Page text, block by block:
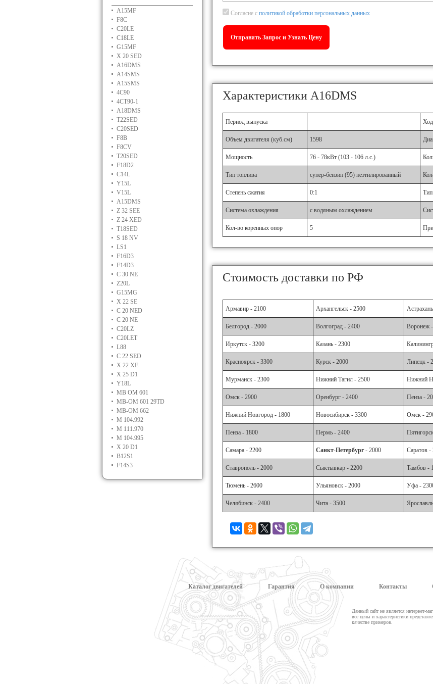
A15MF
F8C
C20LE
C18LE
G15MF
X 20 SED
A16DMS
A14SMS
A15SMS
4C90
4CT90-1
A18DMS
T22SED
C20SED
F8B
F8CV
T20SED
F18D2
C14L
Y15L
V15L
A15DMS
Z 32 SEE
Z 24 XED
T18SED
S 18 NV
LS1
F16D3
F14D3
C 30 NE
Z20L
G15MG
X 22 SE
C 20 NED
C 20 NE
C20LZ
C20LET
L88
C 22 SED
X 22 XE
X 25 D1
Y18L
MB OM 601
MB-OM 601 29TD
MB-OM 662
M 104.992
M 111.970
M 104.995
X 20 D1
B12S1
F14S3
Согласие с политикой обработки персональных данных
Характеристики A16DMS
Период выпуска
Объем двигателя (куб.см) 1598
Мощность 76 - 78кВт (103 - 106 л.с.)
Тип топлива супер-бензин (95) неэтилированный
Степень сжатия 0:1
Система охлаждения с водяным охлаждением
Кол-во коренных опор 5
Стоимость доставки по РФ
Армавир - 2100 Архангельск - 2500
Белгород - 2000 Волгоград - 2400 Воронеж
Иркутск - 3200 Казань - 2300
Красноярск - 3300 Курск - 2000 Липецк -
Мурманск - 2300 Нижний Тагил - 2500 Нижний
Омск - 2900 Оренбург - 2400 Пенза -
Нижний Новгород - 1800 Новосибирск - 3300 Омск -
Пенза - 1800 Пермь - 2400
Самара - 2200 Санкт-Петербург- 2000 Саратов -
Ставрополь - 2000 Сыктывкар - 2200 Тамбов -
Тюмень - 2600 Ульяновск - 2000 Уфа -
Челябинск - 2400 Чита - 3500
Каталог двигателей Гарантия О компании Контакты
Данный сайт не является интернет-
все цены и характеристики
качестве примеров.